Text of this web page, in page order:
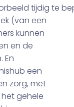
tijdig te
(van een
kunnen
en de
En
een
zorg, met
gehele